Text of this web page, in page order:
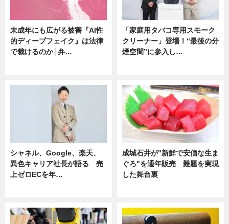
未成年にも広がる被害『AI性
的ディープフェイク』は法律
で裁けるのか│弁…
「家庭用タバコ専用スモーク
クリーナー」登場！“最後の分
煙空間”に参入し…
シャネル、Google、楽天、
異色キャリア社長が語る 売
上ゼロECを年…
成城石井が"新鮮で安価な生ま
ぐろ"を通年販売 難題を実現
した舞台裏